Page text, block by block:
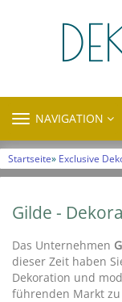
TOGGLE
NAVIGATION
Startseite» Exclusive
Gilde -
Das Unternehmen
dieser Zeit haben
Dekoration und
führenden Markt